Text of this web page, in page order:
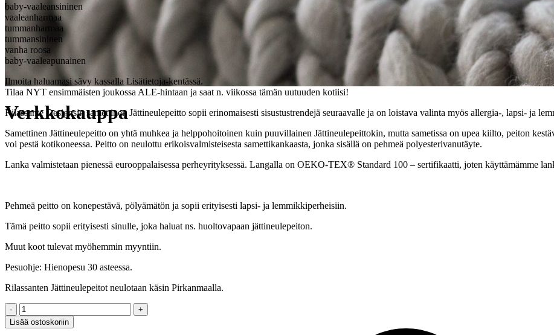
Verkkokauppa
baby-vaaleansininen
vaaleanharmaa
tummanharmaa
tummansininen
vanha roosa
baby-vaaleapunainen
Ilmoita haluamasi sävy kassalla Lisätietoja-kentässä.
Tilaa NYT ensimmäisten joukossa ALE-hintaan ja saat n. viikossa tämän uutuuden kotiisi!
Rilassante Designsin samettinen Jättineulepeitto sopii erinomaisesti sisustustrendejä seuraavalle ja on loistava valinta myös allergia-, lapsi- ja
Samettinen Jättineulepeitto on yhtä muhkea ja helppohoitoinen kuin puuvillainen Jättineulepeittokin, mutta sametissa on upea kiilto, peiton
voi pestä kotikoneessa. Peitto on neulottu erikoisvalmisteisesta samettikankaasta, jonka sisällä on pehmeä polyesterivanutäyte.
Lanka valmistetaan pienessä eurooppalaisessa perheyrityksessä. Langalla on OEKO-TEX® Standard 100 – sertifikaatti, joten käyttämämme
Pehmeä peitto on konepestävä, pölyämätön ja sopii erityisesti lapsi- ja lemmikkiperheisiin.
Tämä peitto sopii erityisesti sinulle, joka haluat ns. huoltovapaan jättineulepeiton.
Muut koot tulevat myöhemmin myyntiin.
Pesuohje: Hienopesu 30 asteessa.
Rilassanten Jättineulepeitot neulotaan käsin Pirkanmaalla.
Jättineulepeitto,
SAMETTI,
tilausvärit,
Lisää ostoskoriin